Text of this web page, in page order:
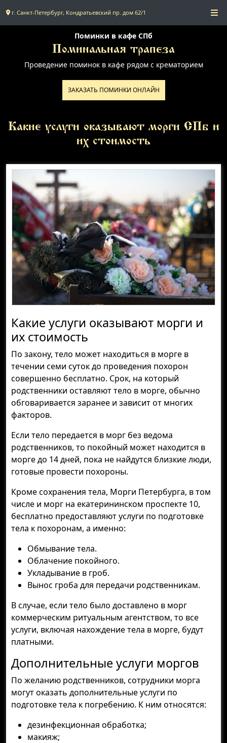
г. Санкт-Петербург, Кондратьевский пр. дом 62/1
Поминальное меню
Поминальные залы
Доставка
Контакты
Поминки в кафе СПб
Поминальная трапеза
Проведение поминок в кафе рядом с крематорием
ЗАКАЗАТЬ ПОМИНКИ ОНЛАЙН
Какие услуги оказывают морги СПб и
их стоимость
Какие услуги оказывают морги и
их стоимость
По закону, тело может находиться в морге в
течении семи суток до проведения похорон
совершенно бесплатно. Срок, на который
родственники оставляют тело в морге, обычно
обговаривается заранее и зависит от многих
факторов.
Если тело передается в морг без ведома
родственников, то покойный может находится в
морге до 14 дней, пока не найдутся близкие люди,
готовые провести похороны.
Кроме сохранения тела, Морги Петербурга, в том
числе и морг на екатерининском проспекте 10,
бесплатно предоставляют услуги по подготовке
тела к похоронам, а именно:
Обмывание тела.
Облачение покойного.
Укладывание в гроб.
Вынос гроба для передачи родственникам.
В случае, если тело было доставлено в морг
коммерческим ритуальным агентством, то все
услуги, включая нахождение тела в морге, будут
платными.
Дополнительные услуги моргов
По желанию родственников, сотрудники морга
могут оказать дополнительные услуги по
подготовке тела к погребению. К ним относятся:
дезинфекционная обработка;
макияж;